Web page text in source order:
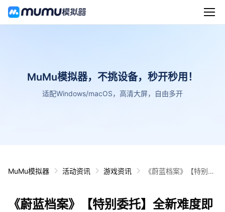
MuMu模拟器，不挑设备，秒开秒用！
适配Windows/macOS，高清大屏，自由多开
MuMu模拟器 活动资讯 游戏资讯
《蔚蓝档案》【特别委
《蔚蓝档案》【特别委托】全新难度即